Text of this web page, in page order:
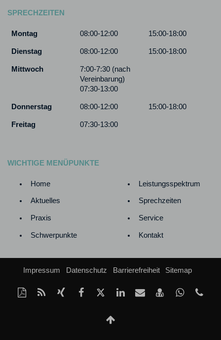
SPRECHZEITEN
Montag 08:00-12:00 15:00-18:00
Dienstag 08:00-12:00 15:00-18:00
Mittwoch
7:00-7:30 (nach
Vereinbarung)
07:30-13:00
Donnerstag 08:00-12:00 15:00-18:00
Freitag 07:30-13:00
WICHTIGE MENÜPUNKTE
Home
Aktuelles
Praxis
Schwerpunkte
Leistungsspektrum
Sprechzeiten
Service
Kontakt
Impressum Datenschutz Barrierefreiheit Sitemap
Diese
Seite
RSS-
Feed
Auf
Xing
Auf
Facebook
Auf
Twitter
LinkedIn
Per
Mail
vCard
speichern
Auf
Whatsapp